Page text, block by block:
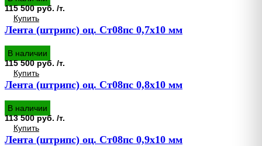
115 500 руб. /т.
Купить
Лента (штрипс) оц. Ст08пс 0,7х10 мм
В наличии
115 500 руб. /т.
Купить
Лента (штрипс) оц. Ст08пс 0,8х10 мм
В наличии
113 500 руб. /т.
Купить
Лента (штрипс) оц. Ст08пс 0,9х10 мм